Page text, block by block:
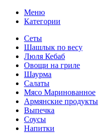
Меню
Категории
Сеты
Шашлык по весу
Люля Кебаб
Овощи на гриле
Шаурма
Салаты
Мясо Маринованное
Армянские продукты
Выпечка
Соусы
Напитки